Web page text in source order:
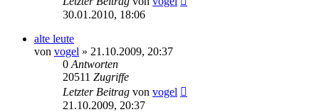
30.01.2010, 18:06
alte leute
von vogel » 21.10.2009, 20:37
0 Antworten
20511 Zugriffe
Letzter Beitrag von vogel
21.10.2009, 20:37